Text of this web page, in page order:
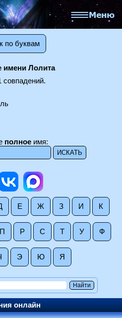
по буквам
имени Лолита
совпадений.
полное имя:
Е Ж З И К
П Р С Т У Ф
Э Ю Я
онлайн